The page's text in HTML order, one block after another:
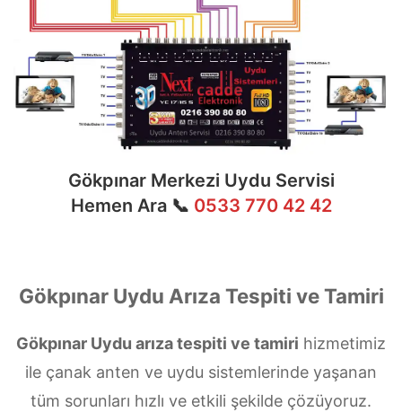
Gökpınar Merkezi Uydu Servisi
Hemen Ara 📞 0533 770 42 42
Gökpınar Uydu Arıza Tespiti ve Tamiri
Gökpınar Uydu arıza tespiti ve tamiri hizmetimiz
ile çanak anten ve uydu sistemlerinde yaşanan
tüm sorunları hızlı ve etkili şekilde çözüyoruz.